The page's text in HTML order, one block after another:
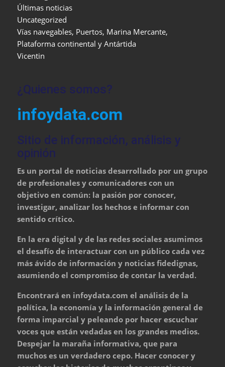
Últimas noticias
Uncategorized
Vías navegables, Puertos, Marina Mercante,
Plataforma continental y Antártida
Vicentin
¿Quienes somos?
infoydata.com
Sitio de información, análisis y
opinión
Es un portal de noticias desarrollado por un grupo
de profesionales y comunicadores con un
objetivo en común: la pasión por conocer,
investigar, analizar los hechos e informar con
sentido crítico.
En la era digital y de las redes sociales asumimos
el desafío de interactuar con un público cada vez
más ávido de información y noticias fidedignas,
asumiendo el compromiso de contar la verdad.
Encontrará en infoydata.com el análisis de la
política, la economía y la información general de
forma imparcial y peleando por hacer escuchar
voces que están vedadas en los grandes medios.
Despejar la maraña informativa, que para
muchos es un verdadero cepo. Hacer conocer y